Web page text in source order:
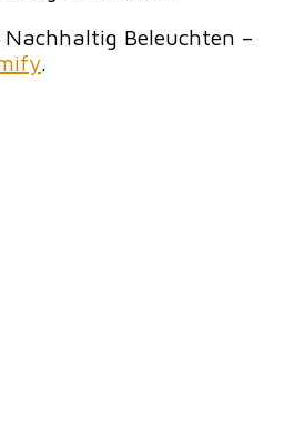
Beleuchten –